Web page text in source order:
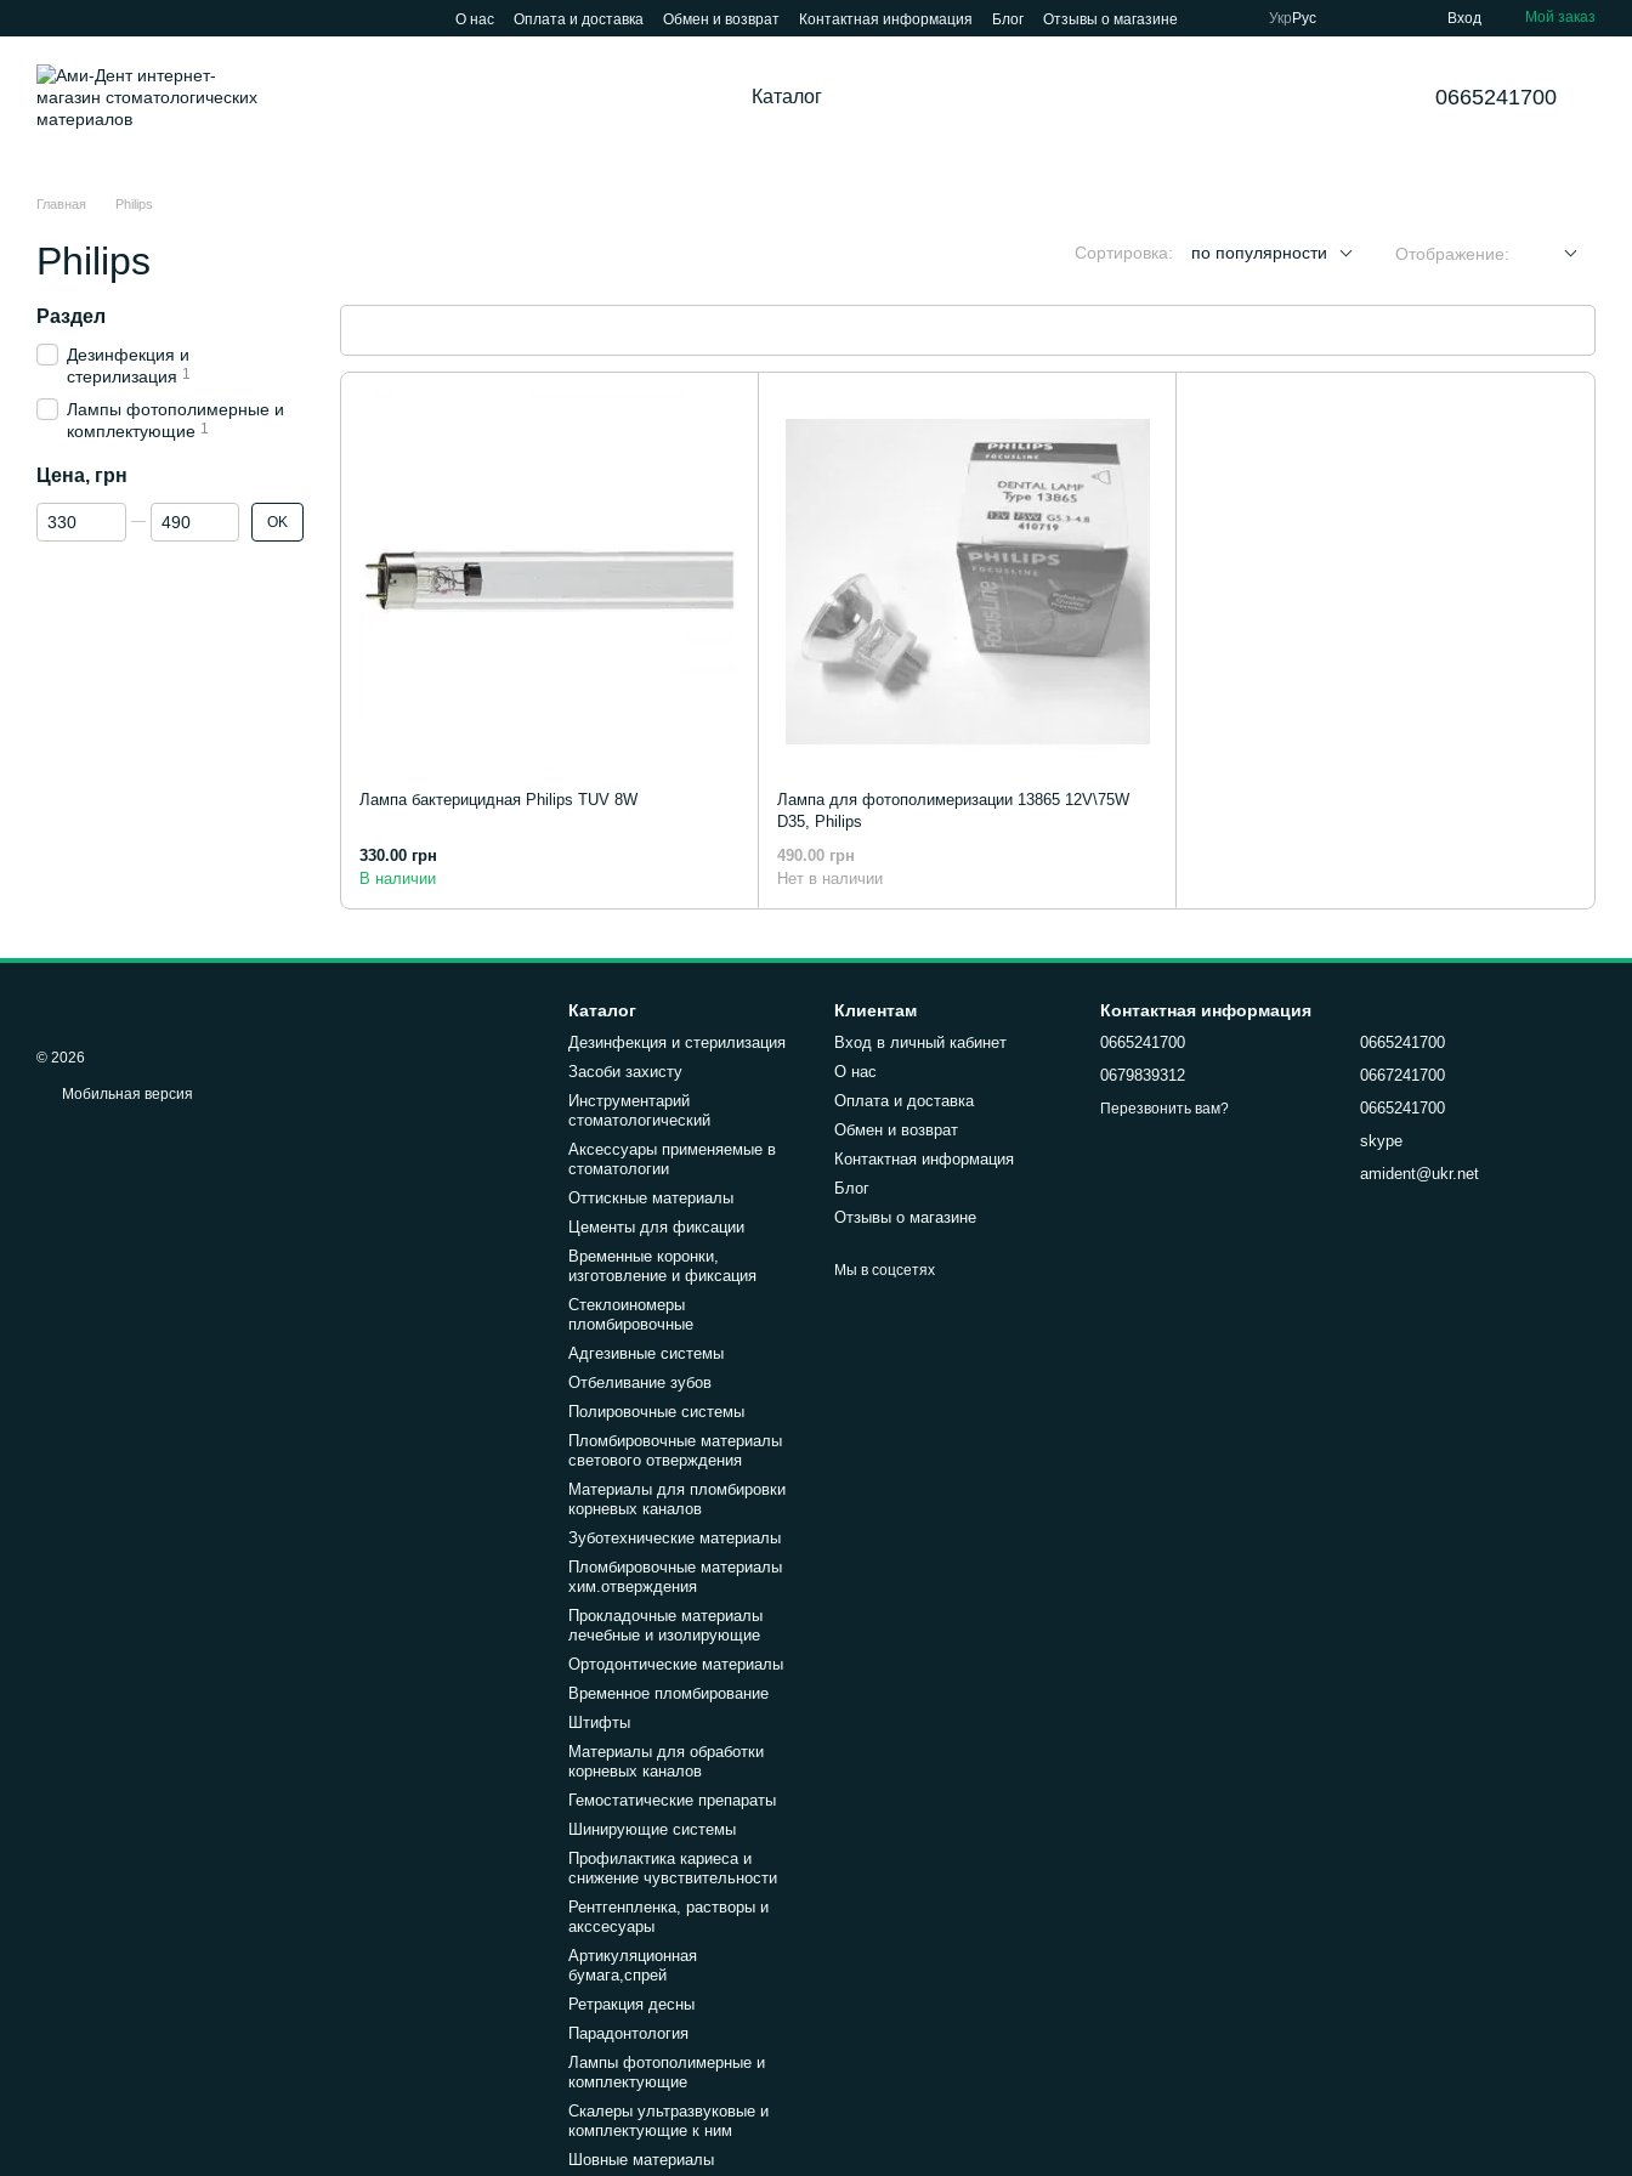
О нас Оплата и доставка Обмен и возврат Контактная информация Блог Отзывы о магазине Укр Рус Вход Мой заказ
Каталог 0665241700
Главная Philips
Philips Сортировка: по популярности Отображение:
Лампа бактерицидная Philips TUV 8W
330.00 грн
В наличии
Лампа для фотополимеризации 13865 12V\75W
D35, Philips
490.00 грн
Нет в наличии
Раздел
Дезинфекция и
стерилизация 1
Лампы фотополимерные и
комплектующие 1
Цена, грн
От Цена, грн
До Цена, грн OK
© 2026
Мобильная версия
Каталог
Дезинфекция и стерилизация
Засоби захисту
Инструментарий
стоматологический
Аксессуары применяемые в
стоматологии
Оттискные материалы
Цементы для фиксации
Временные коронки,
изготовление и фиксация
Стеклоиномеры
пломбировочные
Адгезивные системы
Отбеливание зубов
Полировочные системы
Пломбировочные материалы
светового отверждения
Материалы для пломбировки
корневых каналов
Зуботехнические материалы
Пломбировочные материалы
хим.отверждения
Прокладочные материалы
лечебные и изолирующие
Ортодонтические материалы
Временное пломбирование
Штифты
Материалы для обработки
корневых каналов
Гемостатические препараты
Шинирующие системы
Профилактика кариеса и
снижение чувствительности
Рентгенпленка, растворы и
акссесуары
Артикуляционная
бумага,спрей
Ретракция десны
Парадонтология
Лампы фотополимерные и
комплектующие
Скалеры ультразвуковые и
комплектующие к ним
Шовные материалы
Клиентам
Вход в личный кабинет
О нас
Оплата и доставка
Обмен и возврат
Контактная информация
Блог
Отзывы о магазине
Мы в соцсетях
Контактная информация
0665241700
0679839312
Перезвонить вам?
0665241700
0667241700
0665241700
skype
amident@ukr.net